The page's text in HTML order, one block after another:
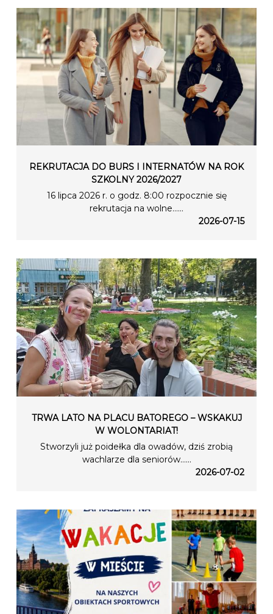
REKRUTACJA DO BURS I INTERNATÓW NA ROK
SZKOLNY 2026/2027
16 lipca 2026 r. o godz. 8:00 rozpocznie się
rekrutacja na wolne…...
2026-07-15
TRWA LATO NA PLACU BATOREGO – WSKAKUJ
W WOLONTARIAT!
Stworzyli już poidełka dla owadów, dziś zrobią
wachlarze dla seniorów…...
2026-07-02